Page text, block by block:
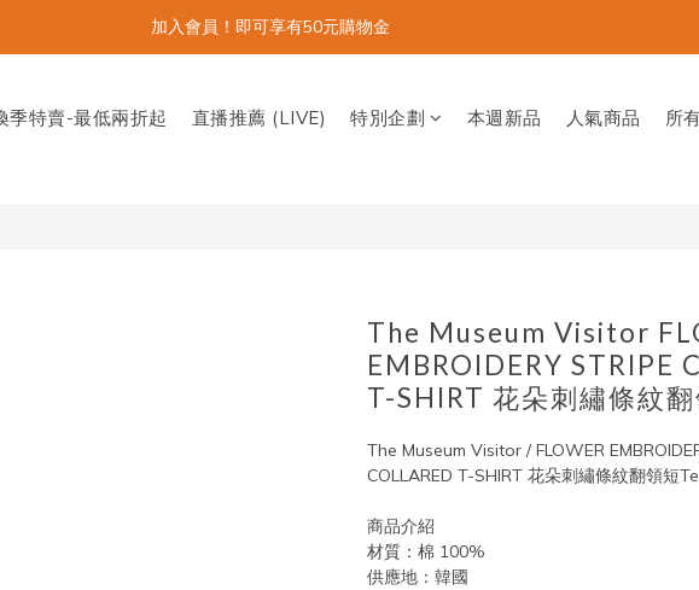
加入會員！即可享有50元購物金
季特賣-最低兩折起 直播推薦 (LIVE) 特別企劃 本週新品 人氣商品 所
The Museum Visitor
EMBROIDERY STRIPE
T-SHIRT 花朵刺繡條紋
The Museum Visitor / FLOWER
COLLARED T-SHIRT 花朵刺繡條紋翻領短
商品介紹
材質：棉 100%
供應地：韓國